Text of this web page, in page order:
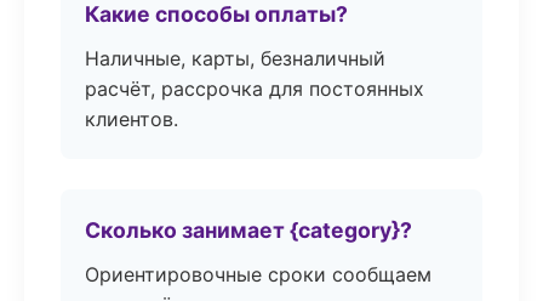
Какие способы оплаты?
Наличные, карты, безналичный
расчёт, рассрочка для постоянных
клиентов.
Сколько занимает {category}?
Ориентировочные сроки сообщаем